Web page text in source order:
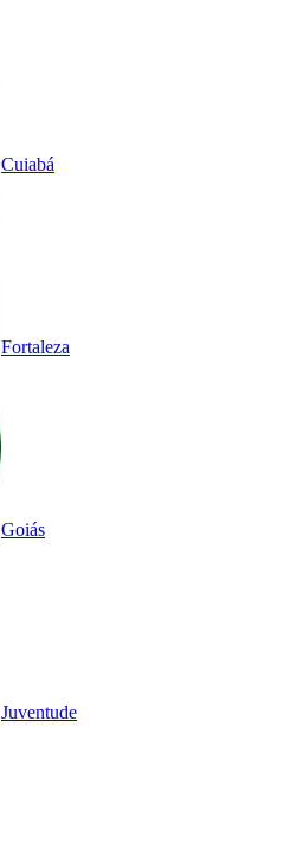
Cuiabá
Fortaleza
Goiás
Juventude